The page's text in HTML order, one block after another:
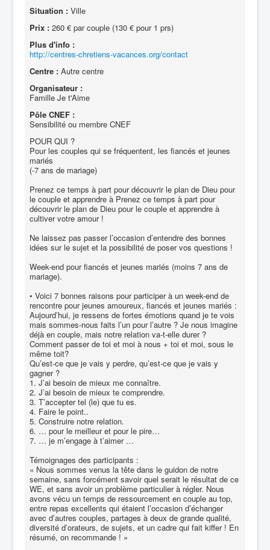
Situation : Ville
Prix : 260 € par couple (130 € pour 1 prs)
Plus d'info :
http://centres-chretiens-vacances.org/contact
Centre : Autre centre
Organisateur :
Famille Je t'Aime
Pôle CNEF :
Sensibilité ou membre CNEF
POUR QUI ?
Pour les couples qui se fréquentent, les fiancés et jeunes
mariés
(-7 ans de mariage)
Prenez ce temps à part pour découvrir le plan de Dieu pour
le couple et apprendre à Prenez ce temps à part pour
découvrir le plan de Dieu pour le couple et apprendre à
cultiver votre amour !
Ne laissez pas passer l’occasion d’entendre des bonnes
idées sur le sujet et la possibilité de poser vos questions !
Week-end pour fiancés et jeunes mariés (moins 7 ans de
mariage).
• Voici 7 bonnes raisons pour participer à un week-end de
rencontre pour jeunes amoureux, fiancés et jeunes mariés :
Aujourd’hui, je ressens de fortes émotions quand je te vois
mais sommes-nous faits l’un pour l’autre ? Je nous imagine
déjà en couple, mais notre relation va-t-elle durer ?
Comment passer de toi et moi à nous + toi et moi, sous le
même toit?
Qu’est-ce que je vais y perdre, qu’est-ce que je vais y
gagner ?
1. J’ai besoin de mieux me connaître.
2. J’ai besoin de mieux te comprendre.
3. T’accepter tel (le) que tu es.
4. Faire le point..
5. Construire notre relation.
6. … pour le meilleur et pour le pire…
7. … je m’engage à t’aimer …
Témoignages des participants :
« Nous sommes venus la tête dans le guidon de notre
semaine, sans forcément savoir quel serait le résultat de ce
WE, et sans avoir un problème particulier à régler. Nous
avons vécu un temps de ressourcement en couple au top,
entre repas excellents qui étaient l’occasion d’échanger
avec d’autres couples, partages à deux de grande qualité,
diversité d’orateurs, de sujets, et un cadre qui fait kiffer ! En
résumé, on recommande ! »